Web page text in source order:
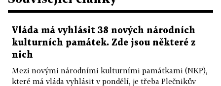
4. Kostel sv. Jakuba Většího v Poličce s rodnou
i) v Plzeňském kraji
1. Zámek Červené Poříčí,
Vláda má vyhlásit 38 nových národních
kulturních památek. Zde jsou některé z
nich
Mezi novými národními kulturními památkami (NKP),
které má vláda vyhlásit v pondělí, je třeba Plečnikův